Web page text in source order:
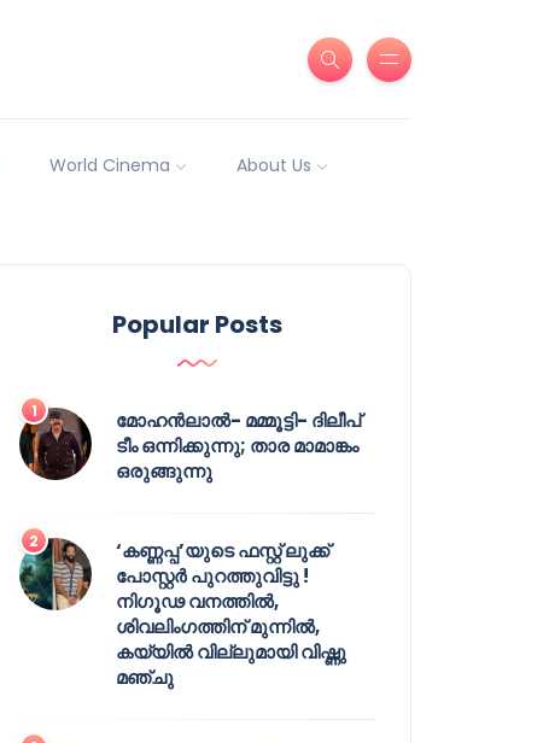
World Cinema About Us
Popular Posts
മോഹൻലാൽ- മമ്മൂട്ടി- ദിലീപ്
ടീം ഒന്നിക്കുന്നു; താര മാമാങ്കം
ഒരുങ്ങുന്നു
‘കണ്ണപ്പ’യുടെ ഫസ്റ്റ് ലുക്ക്
പോസ്റ്റർ പുറത്തുവിട്ടു !
നിഗൂഢ വനത്തിൽ,
ശിവലിംഗത്തിന് മുന്നിൽ,
കയ്യിൽ വില്ലുമായി വിഷ്ണു
മഞ്ചു